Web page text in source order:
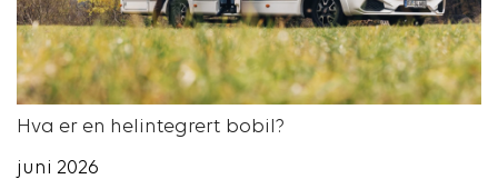
Hva er en helintegrert bobil?
juni 2026